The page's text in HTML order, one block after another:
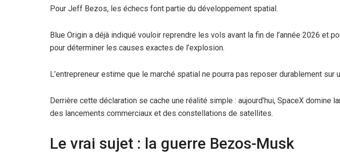
Pour Jeff Bezos, les échecs font partie du développement spatial.
Blue Origin a déjà indiqué vouloir reprendre les vols avant la fin de l’année 2026 et
pour déterminer les causes exactes de l’explosion.
L’entrepreneur estime que le marché spatial ne pourra pas reposer durablement sur
Derrière cette déclaration se cache une réalité simple : aujourd’hui, SpaceX domine
des lancements commerciaux et des constellations de satellites.
Le vrai sujet : la guerre Bezos-Musk